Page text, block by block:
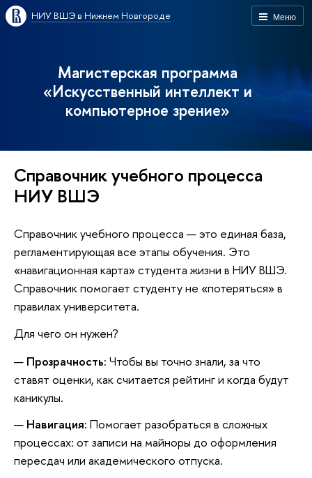
Меню
НИУ ВШЭ в Нижнем Новгороде
Магистерская программа
«Искусственный интеллект и
компьютерное зрение»
Справочник учебного процесса
НИУ ВШЭ
Справочник учебного процесса — это единая база,
регламентирующая все этапы обучения. Это
«навигационная карта» студента жизни в НИУ ВШЭ.
Справочник помогает студенту не «потеряться» в
правилах университета.
Для чего он нужен?
Прозрачность: Чтобы вы точно знали, за что
ставят оценки, как считается рейтинг и когда будут
каникулы.
Навигация: Помогает разобраться в сложных
процессах: от записи на майноры до оформления
пересдач или академического отпуска.